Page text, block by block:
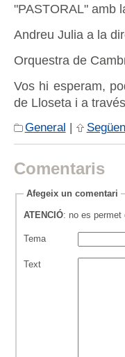
"PASTORAL" amb
Andreu Julia a la
Orquestra de
Vos hi esperam,
de Lloseta i a
General |
Comentaris
Afegeix un comentari
ATENCIÓ: no es permet
Tema
Text